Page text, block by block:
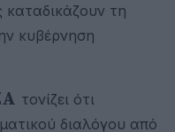
καταδικάζουν τη
κυβέρνηση
τονίζει ότι
διαλόγου από